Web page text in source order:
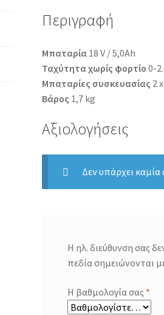
Περιγραφή
Μπαταρία 18 V / 5,0Ah
Ταχύτητα χωρίς φορτίο 0-
Μπαταρίες συσκευασίας 2
Βάρος 1,7 kg
Αξιολογήσεις
Δεν υπάρχει
Η ηλ. διεύθυνση σας
πεδία σημειώνονται
Η βαθμολογία σας *